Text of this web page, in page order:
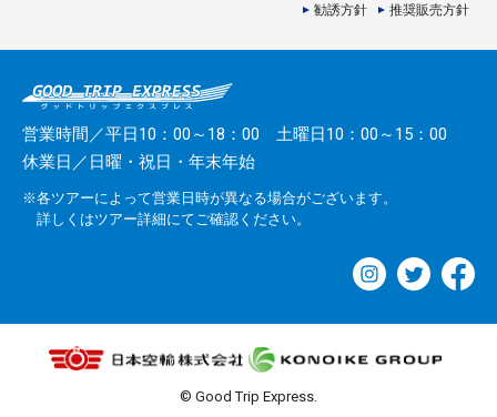
勧誘方針 推奨販売方針
営業時間／平日10：00～18：00 土曜日10：00～15：00
休業日／日曜・祝日・年末年始
※各ツアーによって営業日時が異なる場合がございます。
詳しくはツアー詳細にてご確認ください。
© Good Trip Express.